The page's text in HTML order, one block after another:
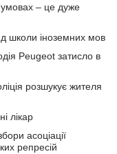
– це дуже
школи іноземних мов
Peugeot затисло в
розшукує жителя
лікар
асоціації
репресій